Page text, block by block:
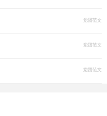
党团范文
党团范文
党团范文